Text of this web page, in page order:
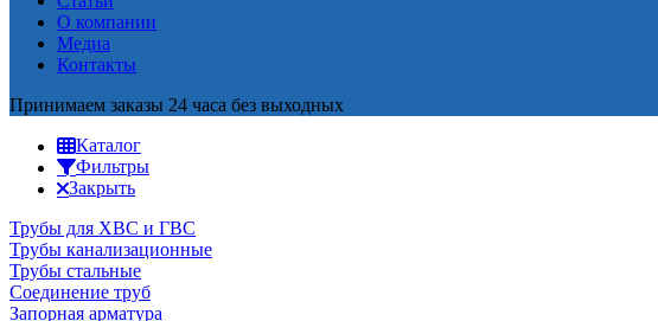
О компании
Медиа
Контакты
Принимаем заказы 24 часа без выходных
Каталог
Фильтры
Закрыть
Трубы для ХВС и ГВС
Трубы канализационные
Трубы стальные
Соединение труб
Запорная арматура